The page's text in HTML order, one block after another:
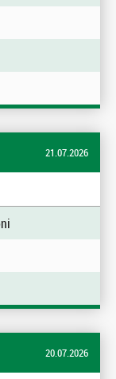
21.07.2026
20.07.2026